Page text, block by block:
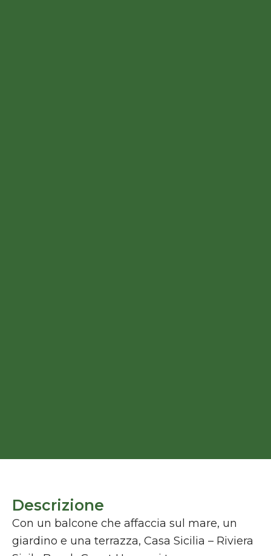
Descrizione
Con un balcone che affaccia sul mare, un
giardino e una terrazza, Casa Sicilia – Riviera